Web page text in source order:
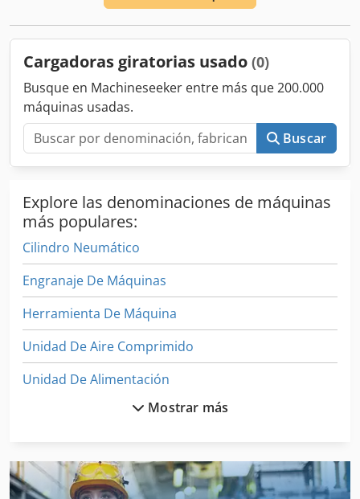
Cargadoras giratorias usado (0)
Busque en Machineseeker entre más que 200.000
máquinas usadas.
Buscar
Explore las denominaciones de máquinas
más populares:
Cilindro Neumático
Engranaje De Máquinas
Herramienta De Máquina
Unidad De Aire Comprimido
Unidad De Alimentación
Unidad De Anestesia
Unidad De Inyección
Mostrar más